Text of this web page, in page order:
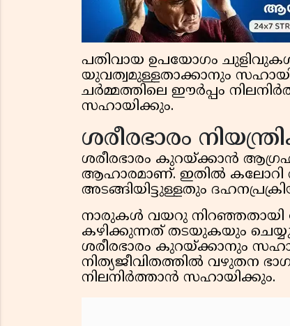
പതിവായ ഉപയോഗം
യുവത്വമുള്ളതാക്കാനും
ചർമ്മത്തിലെ ഈർപ്പം
സഹായിക്കും.
ശരീരഭാരം
ശരീരഭാരം കുറയ്ക്കാൻ
ആഹാരമാണ്. ഇതിൽ കലോറി
അടങ്ങിയിട്ടുള്ളതും
നാരുകൾ വയറു നിറഞ്ഞതായി
കഴിക്കുന്നത് തടയുകയും
ശരീരഭാരം കുറയ്ക്കാനും
നിത്യജീവിതത്തിൽ വഴുതന
നിലനിർത്താൻ സഹായിക്കും.